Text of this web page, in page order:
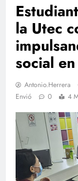
la Utec
social
Antonio.herrera
Envió
0 4